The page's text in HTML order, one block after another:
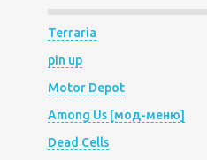
Terraria
pin up
Motor Depot
Among Us [мод-меню]
Dead Cells